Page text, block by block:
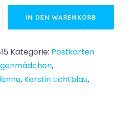
IN DEN WARENKORB
Kategorie: Postkarten
,
, Kerstin Lichtblau,